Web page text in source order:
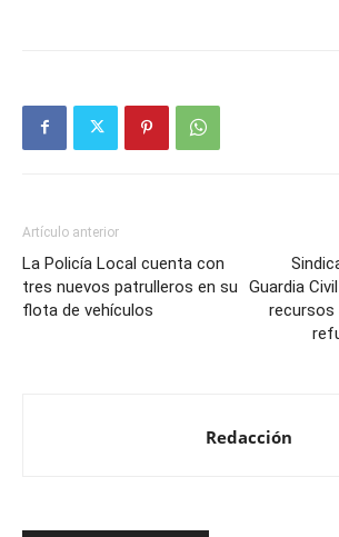
Artículo anterior
La Policía Local cuenta con
tres nuevos patrulleros en su
flota de vehículos
Guardia
recursos
Redacción